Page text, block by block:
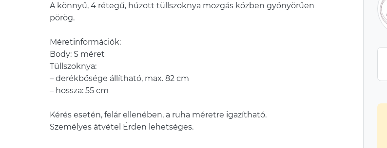
A könnyű, 4 rétegű, húzott tüllszoknya mozgás közben gyönyörűen
pörög.
Méretinformációk:
Body: S méret
Tüllszoknya:
– derékbősége állítható, max. 82 cm
– hossza: 55 cm
Kérés esetén, felár ellenében, a ruha méretre igazítható.